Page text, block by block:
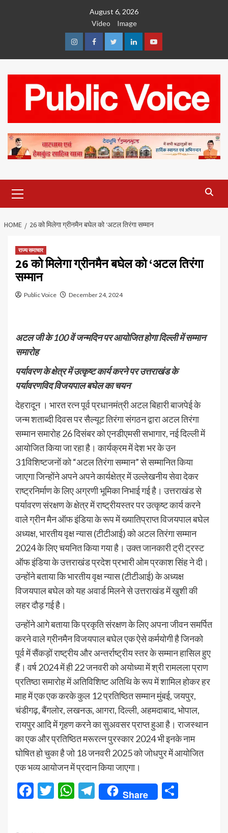
August 6, 2026
Video
Image
InstagramFacebookTwitterLinkedinYoutube
Menu
HOME 26 को मिलेगा ग्रीनमैन बघेल को ‘अटल तिरंगा सम्मान
राज्य समाचार
26 को मिलेगा ग्रीनमैन बघेल को ‘अटल तिरंगा
सम्मान
Public Voice December 24, 2024
अटल जी के 100 वें जन्मदिन पर आयोजित होगा दिल्ली में सम्मान
समारोह
पर्यावरण के क्षेत्र में उत्कृष्ट कार्य करने पर उत्तराखंड के
पर्यावरणविद विजयपाल बघेल का चयन
देहरादून । भारत रत्न पूर्व प्रधानमंत्री अटल बिहारी बाजपेई के
जन्म शताब्दी दिवस पर सैल्यूट तिरंगा संगठन द्वारा अटल तिरंगा
सम्मान समारोह 26 दिसंबर को एनडीएमसी सभागार, नई दिल्ली में
आयोजित किया जा रहा है। कार्यक्रम में देश भर के उन
31विशिष्टजनों को “अटल तिरंगा सम्मान” से सम्मानित किया
जाएगा जिन्होंने अपने अपने कार्यक्षेत्र में उल्लेखनीय सेवा देकर
राष्ट्रनिर्माण के लिए अग्रणी भूमिका निभाई गई है। उत्तराखंड से
पर्यावरण संरक्षण के क्षेत्र में राष्ट्रीयस्तर पर उत्कृष्ट कार्य करने
वाले ग्रीन मैन ऑफ इंडिया के रूप में ख्यातिप्राप्त विजयपाल बघेल
अध्यक्ष, भारतीय वृक्ष न्यास (टीटीआई) को अटल तिरंगा सम्मान
2024 के लिए चयनित किया गया है। उक्त जानकारी ट्री ट्रस्ट
ऑफ इंडिया के उत्तराखंड प्रदेश प्रभारी ओम प्रकाश सिंह ने दी।
उन्होंने बताया कि भारतीय वृक्ष न्यास (टीटीआई) के अध्यक्ष
विजयपाल बघेल को यह अवार्ड मिलने से उत्तराखंड में खुशी की
लहर दौड़ गई है।
उन्होंने आगे बताया कि प्रकृति संरक्षण के लिए अपना जीवन समर्पित
करने वाले ग्रीनमैन विजयपाल बघेल एक ऐसे कर्मयोगी है जिनको
पूर्व में सैंकड़ों राष्ट्रीय और अन्तर्राष्ट्रीय स्तर के सम्मान हासिल हुए
हैं। वर्ष 2024 में ही 22 जनवरी को अयोध्या में श्री रामलला प्राण
प्रतिष्ठा समारोह में अतिविशिष्ट अतिथि के रूप में शामिल होकर हर
माह में एक एक करके कुल 12 प्रतिष्ठित सम्मान मुंबई, जयपुर,
चंडीगढ़, बैंगलोर, लखनऊ, आगरा, दिल्ली, अहमदाबाद, भोपाल,
रायपुर आदि में गृहण करने का सुअवसर प्राप्त हुआ है। राजस्थान
का एक और प्रतिष्ठित मरूरत्न पुरस्कार 2024 भी इनके नाम
घोषित हो चुका है जो 18 जनवरी 2025 को जोधपुर में आयोजित
एक भव्य आयोजन में प्रदान किया जाएगा।
Facebook
TwitterWhatsApp
Telegram
Share